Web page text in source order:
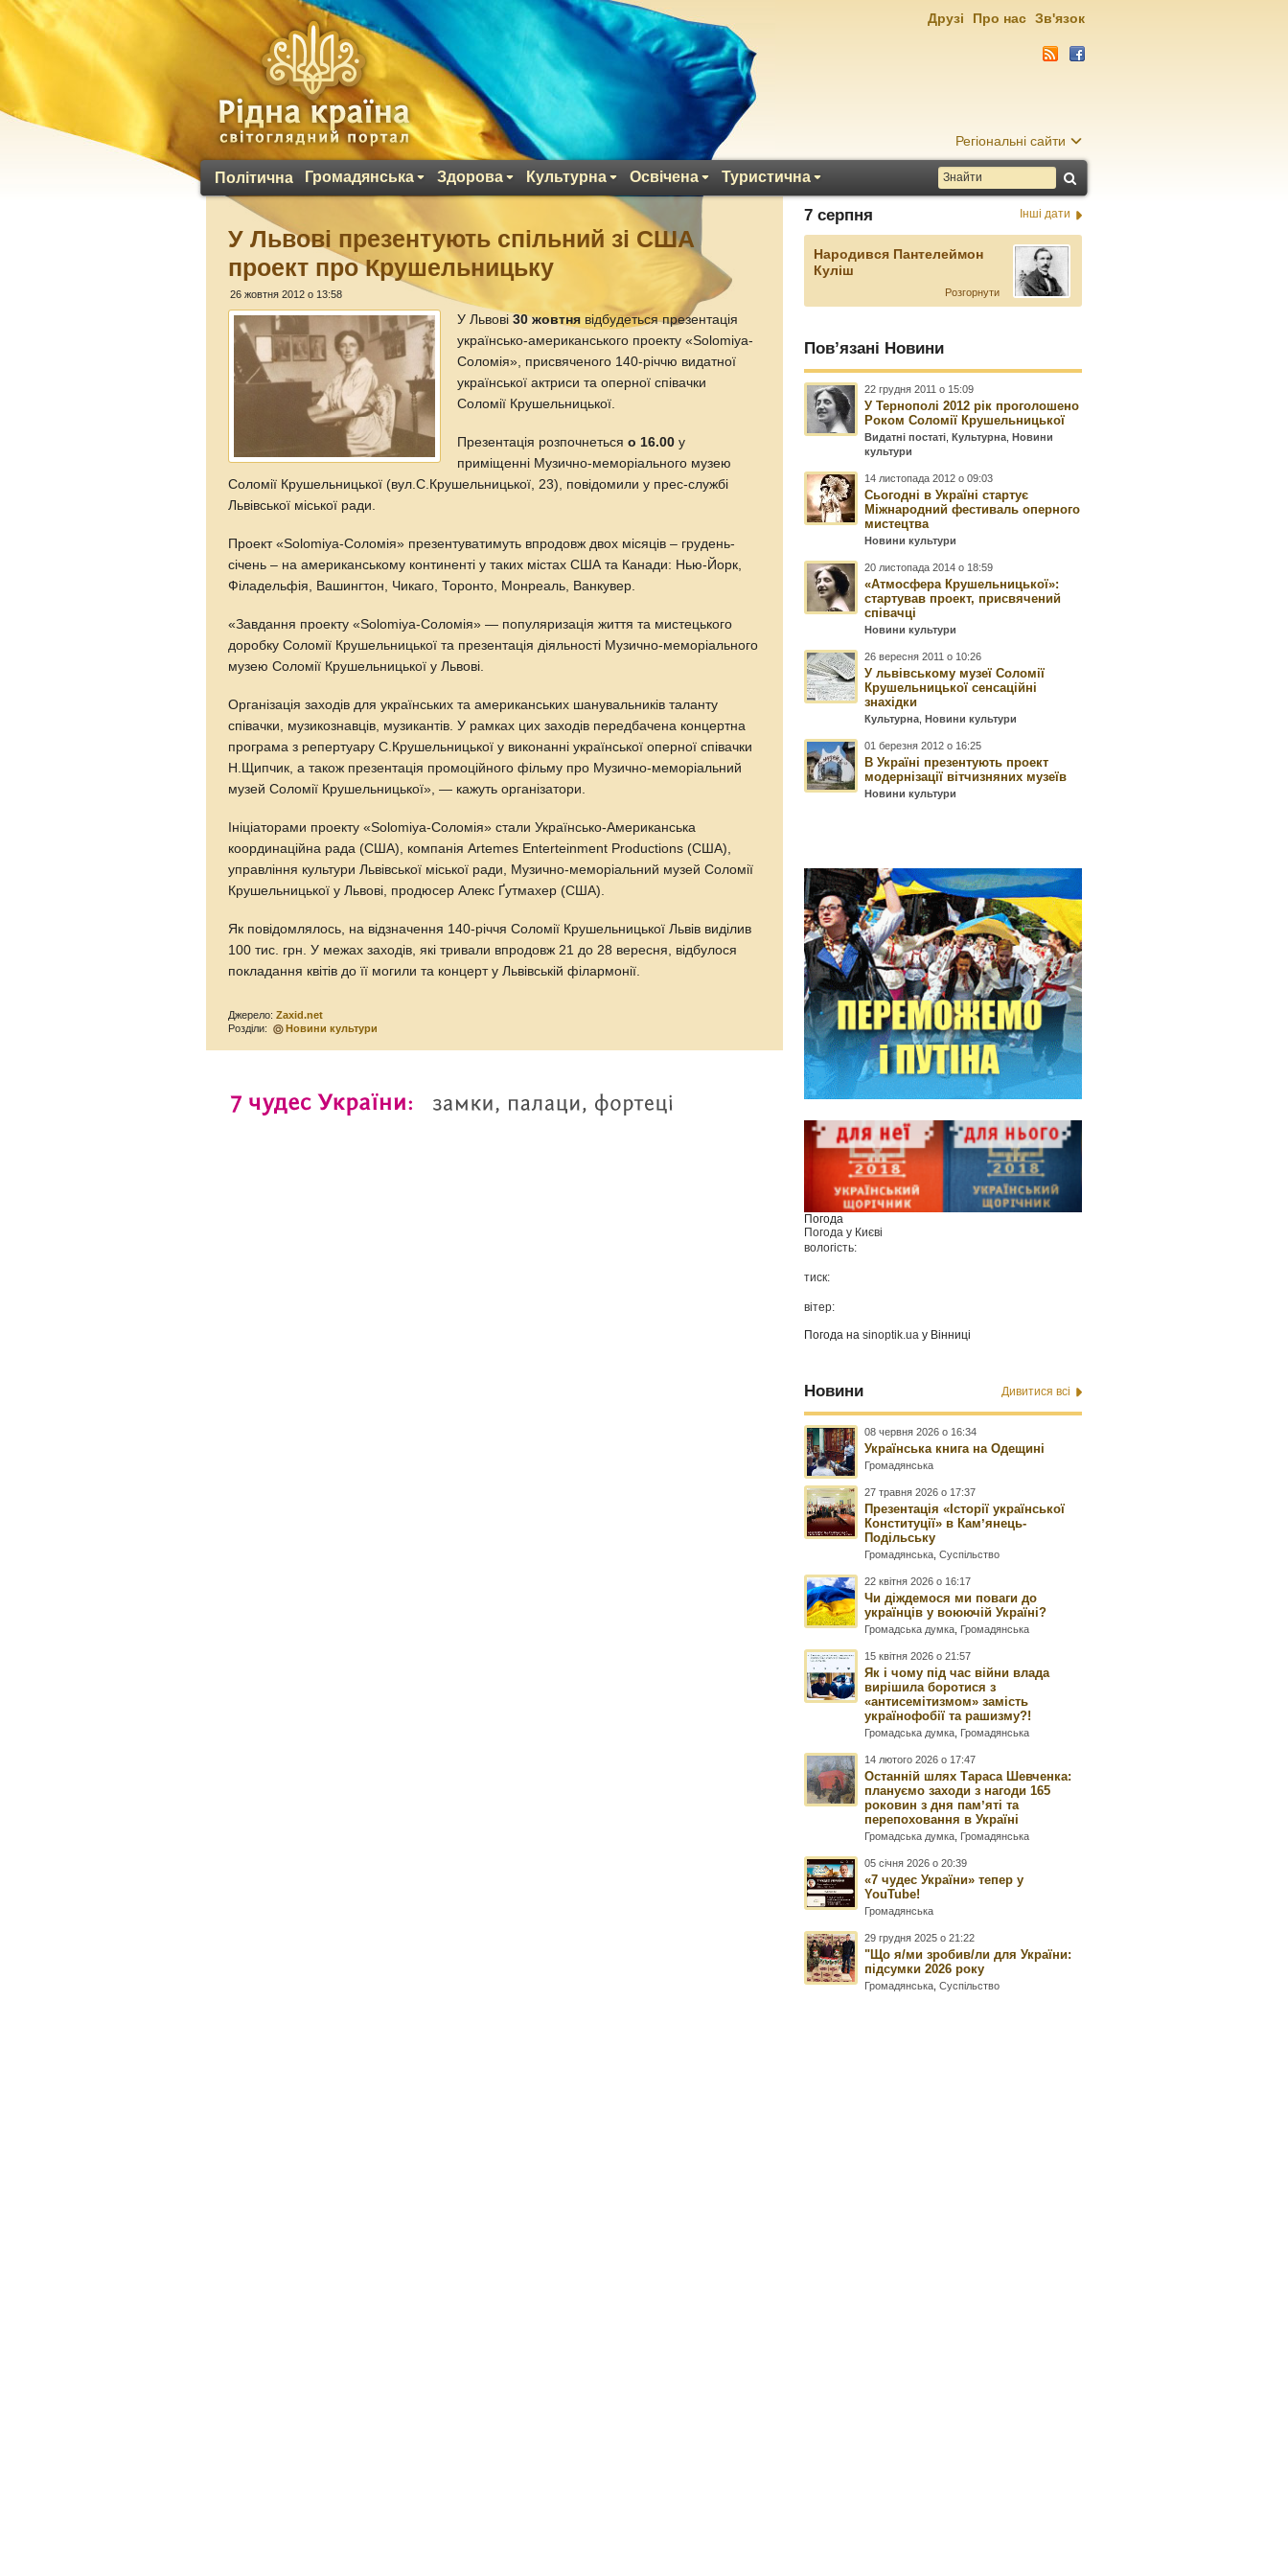
Регіональні сайти
Політична Громадянська Здорова Культурна Освічена Туристична
Друзі Про нас Зв'язок
У Львові презентують спільний зі США
проект про Крушельницьку
26 жовтня 2012 о 13:58
У Львові30 жовтня відбудеться презентація
українсько-американського проекту «Solomiya-
Соломія», присвяченого 140-річчю видатної
української актриси та оперної співачки
Соломії Крушельницької.
Презентація розпочнетьсяо 16.00 у
приміщенні Музично-меморіального музею
Соломії Крушельницької (вул.С.Крушельницької, 23), повідомили у прес-службі
Львівської міської ради.
Проект «Solomiya-Соломія» презентуватимуть впродовж двох місяців – грудень-
січень – на американському континенті у таких містах США та Канади: Нью-Йорк,
Філадельфія, Вашингтон, Чикаго, Торонто, Монреаль, Ванкувер.
«Завдання проекту «Solomiya-Соломія» — популяризація життя та мистецького
доробку Соломії Крушельницької та презентація діяльності Музично-меморіального
музею Соломії Крушельницької у Львові.
Організація заходів для українських та американських шанувальників таланту
співачки, музикознавців, музикантів. У рамках цих заходів передбачена концертна
програма з репертуару С.Крушельницької у виконанні української оперної співачки
Н.Щипчик, а також презентація промоційного фільму про Музично-меморіальний
музей Соломії Крушельницької», — кажуть організатори.
Ініціаторами проекту «Solomiya-Соломія» стали Українсько-Американська
координаційна рада (США), компанія Artemes Enterteinment Productions (США),
управління культури Львівської міської ради, Музично-меморіальний музей Соломії
Крушельницької у Львові, продюсер Алекс Ґутмахер (США).
Як повідомлялось, на відзначення 140-річчя Соломії Крушельницької Львів виділив
100 тис. грн. У межах заходів, які тривали впродовж 21 до 28 вересня, відбулося
покладання квітів до її могили та концерт у Львівській філармонії.
Джерело:Zaxid.net
Розділи:
Новини культури
7 серпня Інші дати
Народився Пантелеймон
Куліш
Розгорнути
Пов’язані Новини
22 грудня 2011 о 15:09
У Тернополі 2012 рік проголошено
Роком Соломії Крушельницької
Видатні постаті ,Культурна ,Новини
культури
14 листопада 2012 о 09:03
Сьогодні в Україні стартує
Міжнародний фестиваль оперного
мистецтва
Новини культури
20 листопада 2014 о 18:59
«Атмосфера Крушельницької»:
стартував проект, присвячений
співачці
Новини культури
26 вересня 2011 о 10:26
У львівському музеї Соломії
Крушельницької сенсаційні
знахідки
Культурна ,Новини культури
01 березня 2012 о 16:25
В Україні презентують проект
модернізації вітчизняних музеїв
Новини культури
Погода
Погода у Києві
вологість:
тиск:
вітер:
Погода наsinoptik.ua у Вінниці
Новини Дивитися всі
08 червня 2026 о 16:34
Українська книга на Одещині
Громадянська
27 травня 2026 о 17:37
Презентація «Історії української
Конституції» в Камʼянець-
Подільську
Громадянська ,Суспільство
22 квітня 2026 о 16:17
Чи діждемося ми поваги до
українців у воюючій Україні?
Громадська думка Громадянська
15 квітня 2026 о 21:57
Як і чому під час війни влада
вирішила боротися з
«антисемітизмом» замість
українофобії та рашизму?!
Громадська думка Громадянська
14 лютого 2026 о 17:47
Останній шлях Тараса Шевченка:
плануємо заходи з нагоди 165
роковин з дня памʼяті та
перепоховання в Україні
Громадська думка Громадянська
05 січня 2026 о 20:39
«7 чудес України» тепер у
YouTube!
Громадянська
29 грудня 2025 о 21:22
"Що я/ми зробив/ли для України:
підсумки 2026 року
Громадянська ,Суспільство